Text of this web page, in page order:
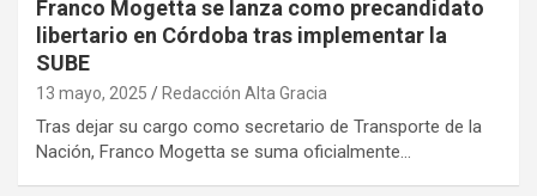
Franco Mogetta se lanza como precandidato
libertario en Córdoba tras implementar la
SUBE
13 mayo, 2025 Redacción Alta Gracia
Tras dejar su cargo como secretario de Transporte de la
Nación, Franco Mogetta se suma oficialmente…